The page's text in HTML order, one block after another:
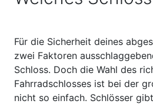
Für die Sicherheit deines
zwei Faktoren
Schloss. Doch die Wahl des
Fahrradschlosses ist bei der
nicht so einfach. Schlösser